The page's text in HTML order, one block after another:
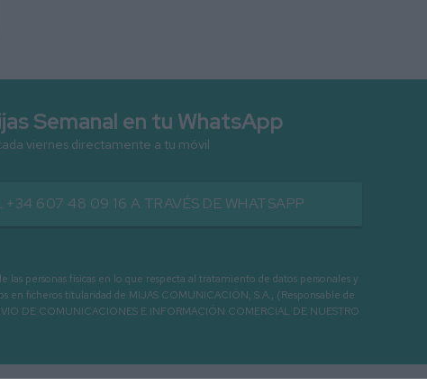
Semanal en tu WhatsApp
viernes directamente a tu móvil
+34 607 48 09 16 A TRAVÉS DE WHATSAPP
personas físicas en lo que respecta al tratamiento de datos personales y
en ficheros titularidad de MIJAS COMUNICACIÓN, S.A., (Responsable de
DE COMUNICACIONES E INFORMACIÓN COMERCIAL DE NUESTRO